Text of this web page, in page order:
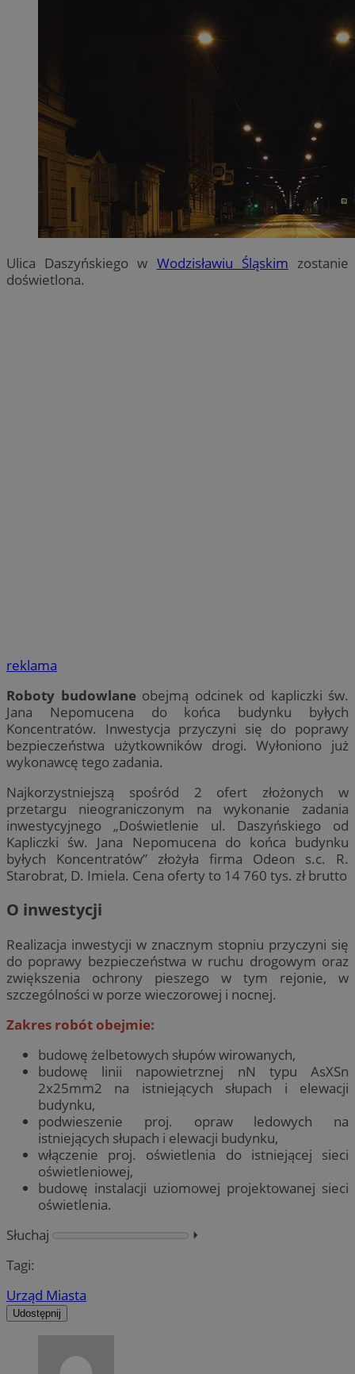
Ulica Daszyńskiego w Wodzisławiu Śląskim zostanie
doświetlona.
reklama
Roboty budowlaneobejmą odcinek od kapliczki św.
Jana Nepomucena do końca budynku byłych
Koncentratów. Inwestycja przyczyni się do poprawy
bezpieczeństwa użytkowników drogi. Wyłoniono już
wykonawcę tego zadania.
Najkorzystniejszą spośród 2 ofert złożonych w
przetargu nieograniczonym na wykonanie zadania
inwestycyjnego „Doświetlenie ul. Daszyńskiego od
Kapliczki św. Jana Nepomucena do końca budynku
byłych Koncentratów” złożyła firma Odeon s.c. R.
Starobrat, D. Imiela. Cena oferty to 14 760 tys. zł brutto
O inwestycji
Realizacja inwestycji w znacznym stopniu przyczyni się
do poprawy bezpieczeństwa w ruchu drogowym oraz
zwiększenia ochrony pieszego w tym rejonie, w
szczególności w porze wieczorowej i nocnej.
Zakres robót obejmie:
budowę żelbetowych słupów wirowanych,
budowę linii napowietrznej nN typu AsXSn
2x25mm2 na istniejących słupach i elewacji
budynku,
podwieszenie proj. opraw ledowych na
istniejących słupach i elewacji budynku,
włączenie proj. oświetlenia do istniejącej sieci
oświetleniowej,
budowę instalacji uziomowej projektowanej sieci
oświetlenia.
Słuchaj
⏵︎
Tagi:
Urząd Miasta
Udostępnij